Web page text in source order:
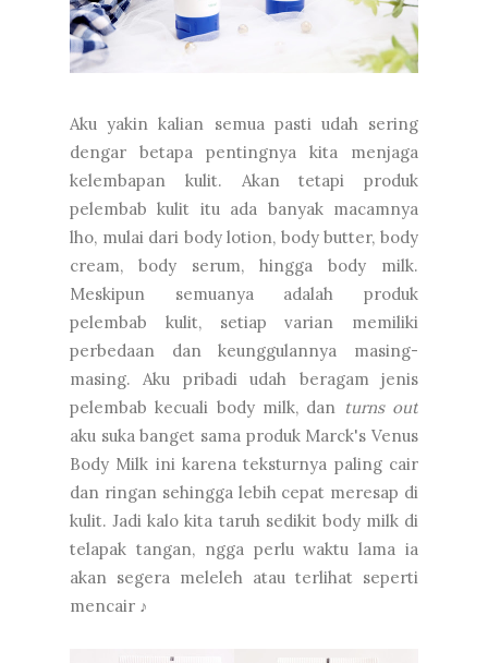
Aku yakin kalian semua pasti udah sering
dengar betapa pentingnya kita menjaga
kelembapan kulit. Akan tetapi produk
pelembab kulit itu ada banyak macamnya
lho, mulai dari body lotion, body butter, body
cream, body serum, hingga body milk.
Meskipun semuanya adalah produk
pelembab kulit, setiap varian memiliki
perbedaan dan keunggulannya masing-
masing. Aku pribadi udah beragam jenis
pelembab kecuali body milk, dan turns out
aku suka banget sama produk Marck's Venus
Body Milk ini karena teksturnya paling cair
dan ringan sehingga lebih cepat meresap di
kulit. Jadi kalo kita taruh sedikit body milk di
telapak tangan, ngga perlu waktu lama ia
akan segera meleleh atau terlihat seperti
mencair ♪